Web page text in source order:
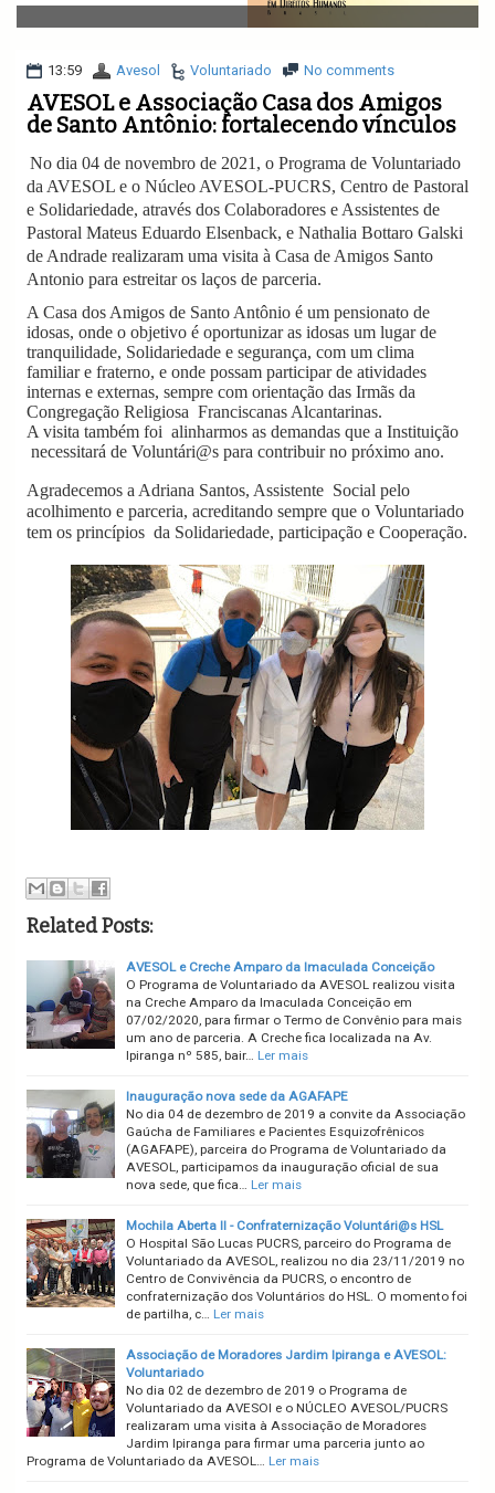
v
i
a
i
o
13:59 Avesol Voluntariado No comments
AVESOL e Associação Casa dos Amigos
de Santo Antônio: fortalecendo vínculos
No dia 04 de novembro de 2021, o Programa de Voluntariado
da AVESOL e o Núcleo AVESOL-PUCRS, Centro de Pastoral
e Solidariedade, através dos Colaboradores e Assistentes de
Pastoral Mateus Eduardo Elsenback, e Nathalia Bottaro Galski
de Andrade realizaram uma visita à Casa de Amigos Santo
Antonio para estreitar os laços de parceria.
A Casa dos Amigos de Santo Antônio é um pensionato de
idosas, onde o objetivo é oportunizar as idosas um lugar de
tranquilidade, Solidariedade e segurança, com um clima
familiar e fraterno, e onde possam participar de atividades
internas e externas, sempre com orientação das Irmãs da
Congregação Religiosa Franciscanas Alcantarinas.
A visita também foi alinharmos as demandas que a Instituição
necessitará de Voluntári@s para contribuir no próximo ano.
Agradecemos a Adriana Santos, Assistente Social pelo
acolhimento e parceria, acreditando sempre que o Voluntariado
tem os princípios da Solidariedade, participação e Cooperação.
Related Posts:
AVESOL e Creche Amparo da Imaculada Conceição
O Programa de Voluntariado da AVESOL realizou visita
na Creche Amparo da Imaculada Conceição em
07/02/2020, para firmar o Termo de Convênio para mais
um ano de parceria. A Creche fica localizada na Av.
Ipiranga nº 585, bair… Ler mais
Inauguração nova sede da AGAFAPE
No dia 04 de dezembro de 2019 a convite da Associação
Gaúcha de Familiares e Pacientes Esquizofrênicos
(AGAFAPE), parceira do Programa de Voluntariado da
AVESOL, participamos da inauguração oficial de sua
nova sede, que fica… Ler mais
Mochila Aberta II - Confraternização Voluntári@s HSL
O Hospital São Lucas PUCRS, parceiro do Programa de
Voluntariado da AVESOL, realizou no dia 23/11/2019 no
Centro de Convivência da PUCRS, o encontro de
confraternização dos Voluntários do HSL. O momento foi
de partilha, c… Ler mais
Associação de Moradores Jardim Ipiranga e AVESOL:
Voluntariado
No dia 02 de dezembro de 2019 o Programa de
Voluntariado da AVESOl e o NÚCLEO AVESOL/PUCRS
realizaram uma visita à Associação de Moradores
Jardim Ipiranga para firmar uma parceria junto ao
Programa de Voluntariado da AVESOL… Ler mais